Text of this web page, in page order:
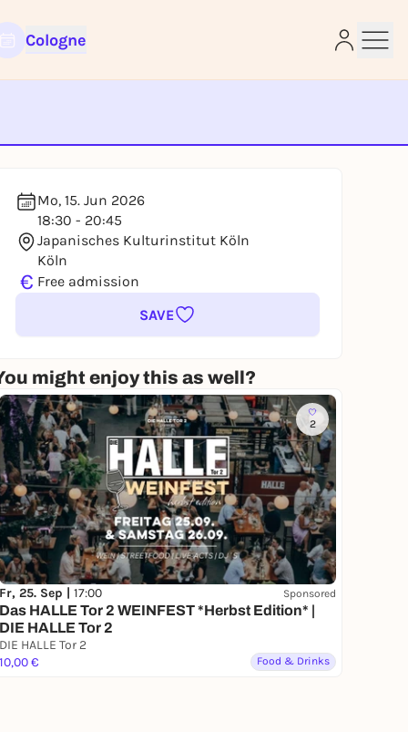
Cologne
Mo, 15. Jun 2026
18:30 - 20:45
Japanisches Kulturinstitut Köln
Köln
€ Free admission
SAVE
might enjoy this as well?
2
Fr, 25. Sep | 17:00 Sponsored
Das HALLE Tor 2 WEINFEST *Herbst Edition* |
DIE HALLE Tor 2
DIE HALLE Tor 2
10,00 €
Food & Drinks